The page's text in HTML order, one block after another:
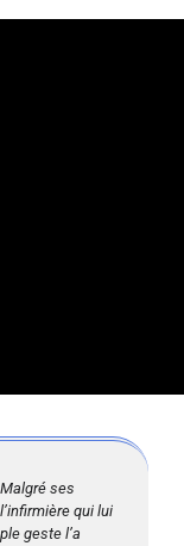
ses
qui lui
geste l’a